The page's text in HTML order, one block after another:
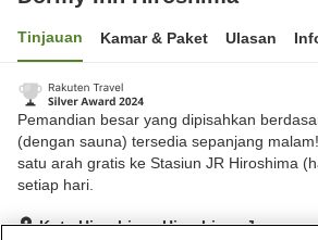
Tinjauan Kamar & Paket Ulasan
Pemandian besar yang dipisahkan
(dengan sauna) tersedia sepanjang
satu arah gratis ke Stasiun JR Hiroshima
setiap hari.
Kota Hiroshima, Hiroshima, Jepang